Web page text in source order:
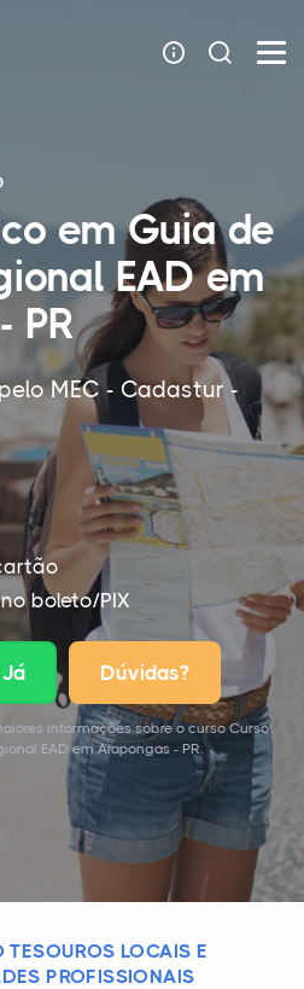
em Guia de
EAD em
PR
MEC - Cadastur -
boleto/PIX
Dúvidas?
informações sobre o curso Curso
EAD em Arapongas - PR.
TESOUROS LOCAIS E
PROFISSIONAIS